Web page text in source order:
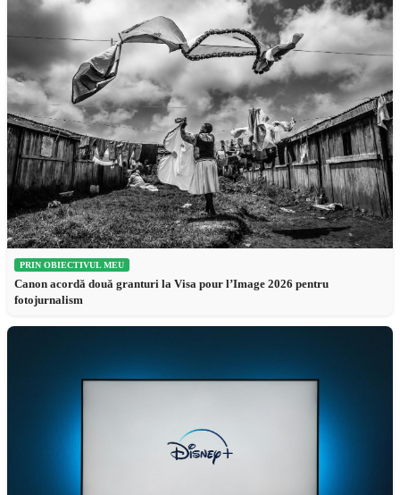
PRIN OBIECTIVUL MEU
Canon acordă două granturi la Visa pour l’Image 2026 pentru
fotojurnalism